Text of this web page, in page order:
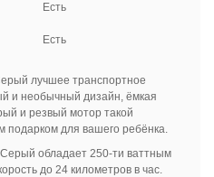
Есть
Есть
лучшее транспортное
и необычный дизайн, ёмкая
и резвый мотор такой
подарком для вашего ребёнка.
обладает 250-ти ваттным
до 24 километров в час.